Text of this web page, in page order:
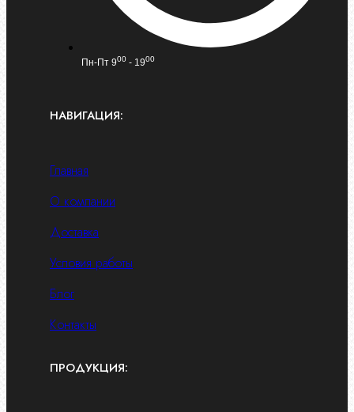
Пн-Пт 900 - 1900
НАВИГАЦИЯ:
Главная
О компании
Доставка
Условия работы
Блог
Контакты
ПРОДУКЦИЯ: